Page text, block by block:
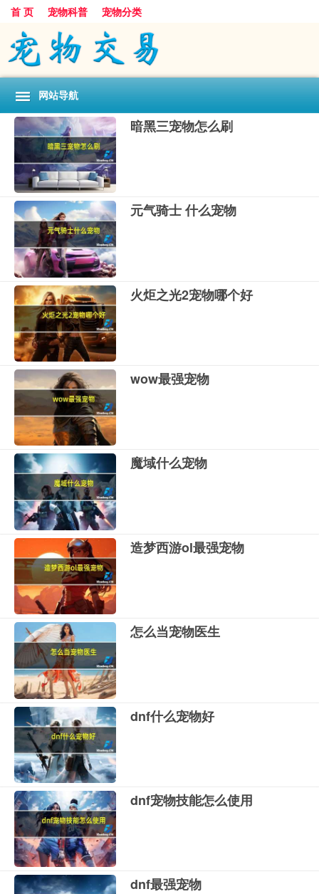
首 页 宠物科普 宠物分类
网站导航
暗黑三宠物怎么刷
元气骑士 什么宠物
火炬之光2宠物哪个好
wow最强宠物
魔域什么宠物
造梦西游ol最强宠物
怎么当宠物医生
dnf什么宠物好
dnf宠物技能怎么使用
dnf最强宠物